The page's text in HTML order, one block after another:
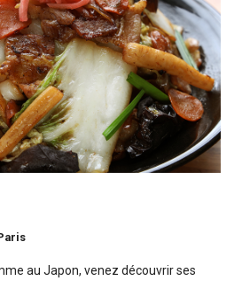
au Japon, venez découvrir ses